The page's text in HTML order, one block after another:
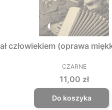
człowiekiem (oprawa
PRODUCENT
CZARNE
Cena
11,00 zł
Do koszyka